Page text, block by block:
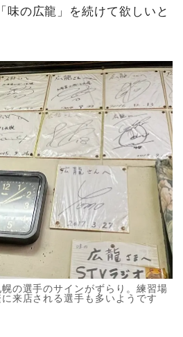
味の広龍」を続けて欲しいと
の選手のサインがずらり。練習場
来店される選手も多いようです